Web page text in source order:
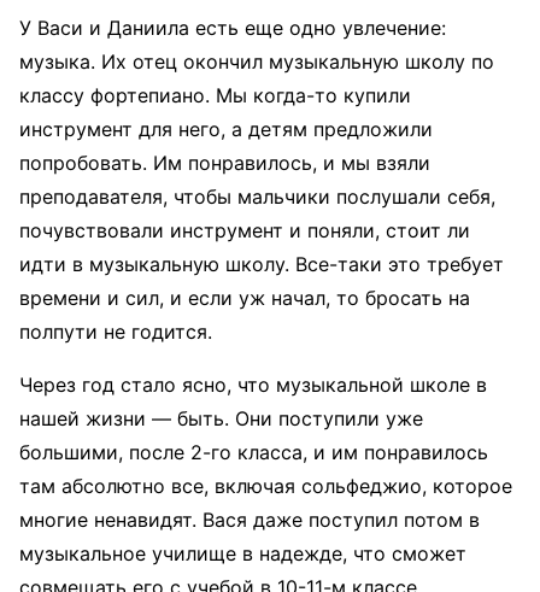
У Васи и Даниила есть еще одно увлечение:
музыка. Их отец окончил музыкальную школу по
классу фортепиано. Мы когда-то купили
инструмент для него, а детям предложили
попробовать. Им понравилось, и мы взяли
преподавателя, чтобы мальчики послушали себя,
почувствовали инструмент и поняли, стоит ли
идти в музыкальную школу. Все-таки это требует
времени и сил, и если уж начал, то бросать на
полпути не годится.
Через год стало ясно, что музыкальной школе в
нашей жизни — быть. Они поступили уже
большими, после 2-го класса, и им понравилось
там абсолютно все, включая сольфеджио, которое
многие ненавидят. Вася даже поступил потом в
музыкальное училище в надежде, что сможет